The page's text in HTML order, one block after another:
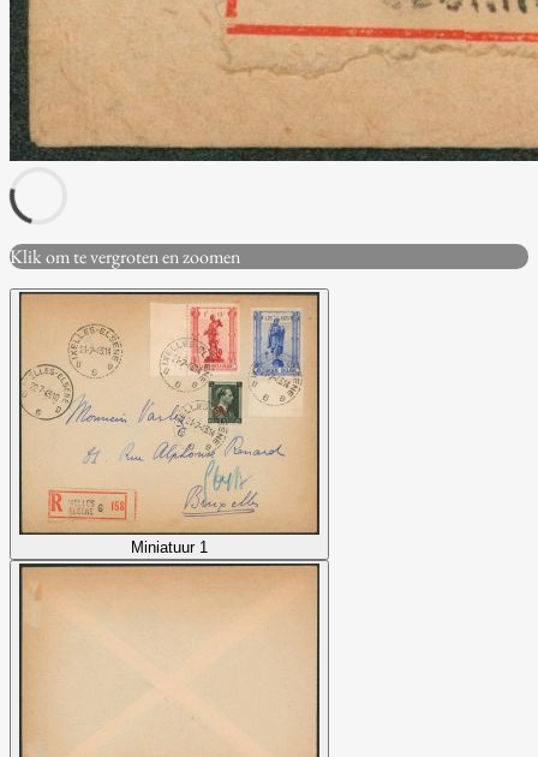
Klik om te vergroten en zoomen
Miniatuur 1